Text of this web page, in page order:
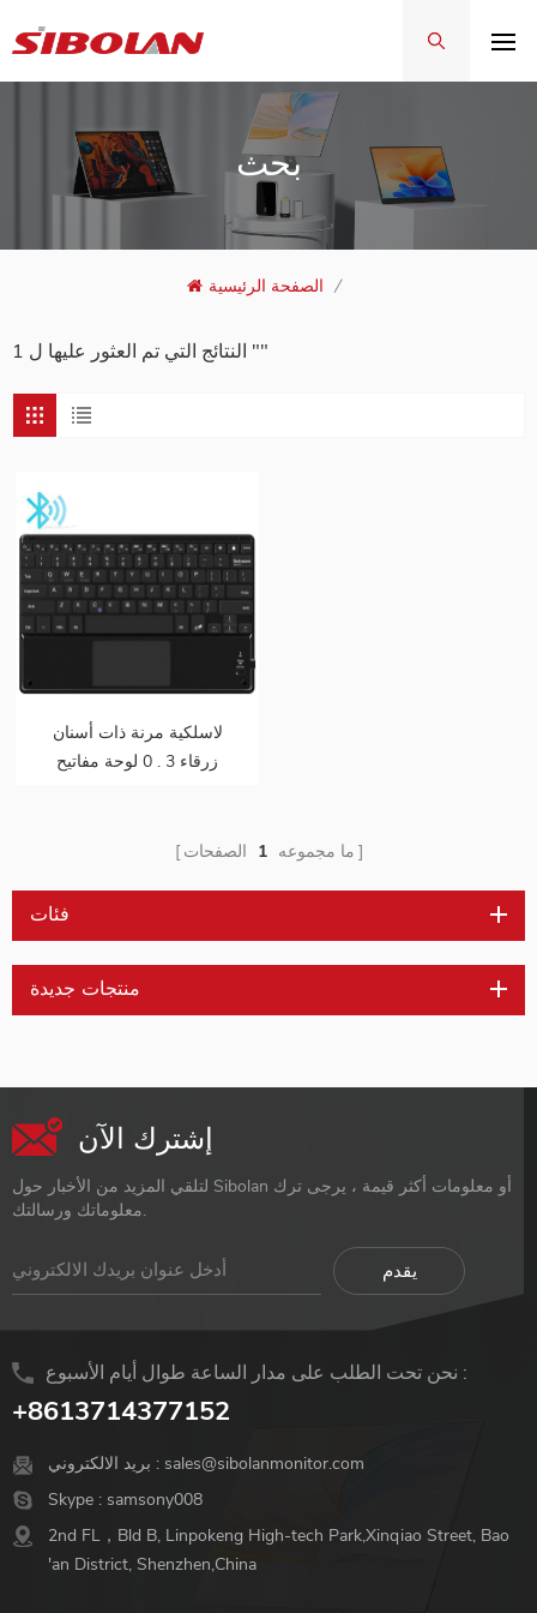
بحث
الصفحة الرئيسية /
1 النتائج التي تم العثور عليها ل ""
لاسلكية مرنة ذات أسنان
زرقاء 3 . 0 لوحة مفاتيح
ما مجموعه 1 الصفحات
فئات
منتجات جديدة
إشترك الآن
لتلقي المزيد من الأخبار حول Sibolan أو معلومات أكثر قيمة ، يرجى ترك
معلوماتك ورسالتك.
نحن تحت الطلب على مدار الساعة طوال أيام الأسبوع :
+8613714377152
بريد الالكتروني : sales@sibolanmonitor.com
Skype : samsony008
2nd FL，Bld B, Linpokeng High-tech Park,Xinqiao Street, Bao
'an District, Shenzhen,China